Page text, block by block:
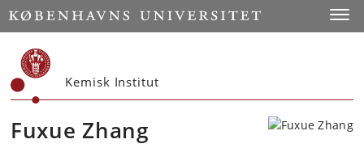
Start
Kemisk Institut
Fuxue Zhang